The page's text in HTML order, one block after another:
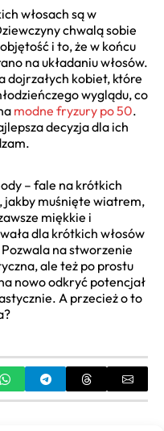
włosach są w
chwalą sobie
i to, że w końcu
na układaniu włosów.
dojrzałych kobiet, które
wyglądu, co
modne fryzury po 50.
decyzja dla ich
– fale na krótkich
jakby muśnięte wiatrem,
miękkie i
dla krótkich włosów
na stworzenie
ale też po prostu
nowo odkryć potencjał
A przecież o to